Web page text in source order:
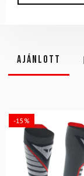
Ajánlott
-15%